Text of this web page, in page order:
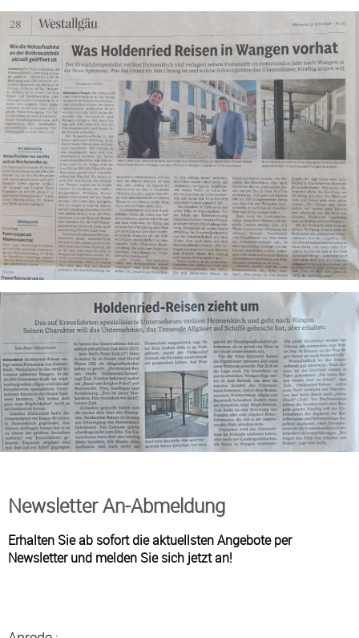
Newsletter An-Abmeldung
Erhalten Sie ab sofort die aktuellsten Angebote per
Newsletter und melden Sie sich jetzt an!